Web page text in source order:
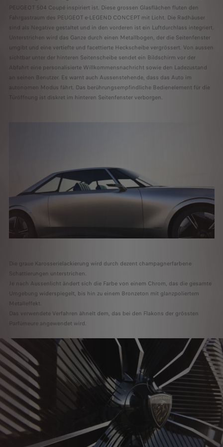
PEUGEOT 504 Coupé inspiriert ist. Diese grossen Glasflächen fluten den
Fahrgastraum des PEUGEOT e-LEGEND CONCEPT mit Licht. Die Radhäuser
sind als Negative gestaltet und in den vorderen ist ein Luftdurchlass integriert.
Unterstrichen wird das Ganze durch einen Metallbogen, der die Seitenfenster
umgibt und eine vertiefte und facettierte Heckscheibe vergrössert. Von aussen
sichtbar unter der hinteren Seitenscheibe sendet ein Bildschirm vor der
Abfahrt eine personalisierte Willkommensnachricht sowie den Ladezustand
an seinen Benutzer. Es warnt auch Aussenstehende, dass das Auto im
autonomen Modus fährt. Das berührungsempfindliche Bedienelement für die
Türöffnung ist diskret im hinteren Seitenfenster verborgen.
Die graue Karosserielackierung wird durch dezent champagnerfarbene
Schattierungen unterstrichen.
Je nach Aussenlicht ändert sich die Farbe von einem Chrom, das die gesamte
Umgebung widerspiegelt, bis hin zu einem Bronzeton mit glanzpoliertem
Metalleffekt.
Das verwendete Verfahren ähnelt dem, das bei den Flakons der grössten
Parfümeure angewendet wird.